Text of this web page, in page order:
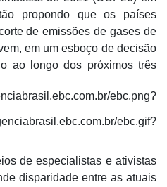
propondo que os países
de emissões de gases de
em um esboço de decisão
ao longo dos próximos três
de especialistas e ativistas
disparidade entre as atuais